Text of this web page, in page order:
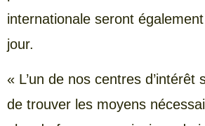
internationale seront également
jour.
« L’un de nos centres d’intérêt
de trouver les moyens